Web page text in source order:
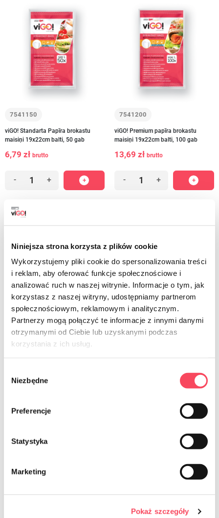
Niniejsza strona korzysta z plików cookie
Wykorzystujemy pliki cookie do spersonalizowania treści
i reklam, aby oferować funkcje społecznościowe i
analizować ruch w naszej witrynie. Informacje o tym, jak
korzystasz z naszej witryny, udostępniamy partnerom
społecznościowym, reklamowym i analitycznym.
Partnerzy mogą połączyć te informacje z innymi danymi
otrzymanymi od Ciebie lub uzyskanymi podczas
korzystania z ich usług.
zgody
Niezbędne
Preferencje
Statystyka
Marketing
Pokaż szczegóły
7541150
viGO! Standarta Papīra brokastu
maisiņi 19x22cm balti, 50 gab
6,79 zł brutto
- +
7541200
viGO! Premium papīra brokastu
maisiņi 19x22cm balti, 100 gab
13,69 zł brutto
- +
7541250
12,99 zł brutto
7541350